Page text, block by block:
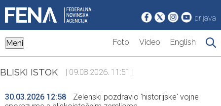
prijava
Meni Foto Video English
BLISKI ISTOK | 09.08.2026. 11:51 |
30.03.2026 12:58
Zelenski pozdravio 'historijske' vojne